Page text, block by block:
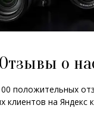
Отзывы о
положительных
клиентов на Яндекс